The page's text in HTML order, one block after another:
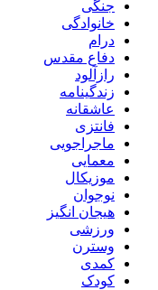
جنگی
خانوادگی
درام
دفاع مقدس
رازآلود
زندگینامه
عاشقانه
فانتزی
ماجراجویی
معمایی
موزیکال
نوجوان
هیجان انگیز
ورزشی
وسترن
کمدی
کودک